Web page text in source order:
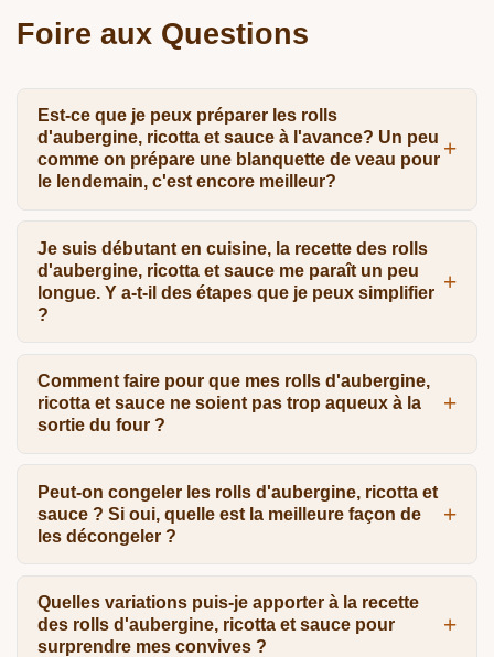
Foire aux Questions
Est-ce que je peux préparer les rolls
d'aubergine, ricotta et sauce à l'avance? Un peu
comme on prépare une blanquette de veau pour
le lendemain, c'est encore meilleur?
Je suis débutant en cuisine, la recette des rolls
d'aubergine, ricotta et sauce me paraît un peu
longue. Y a-t-il des étapes que je peux simplifier
?
Comment faire pour que mes rolls d'aubergine,
ricotta et sauce ne soient pas trop aqueux à la
sortie du four ?
Peut-on congeler les rolls d'aubergine, ricotta et
sauce ? Si oui, quelle est la meilleure façon de
les décongeler ?
Quelles variations puis-je apporter à la recette
des rolls d'aubergine, ricotta et sauce pour
surprendre mes convives ?